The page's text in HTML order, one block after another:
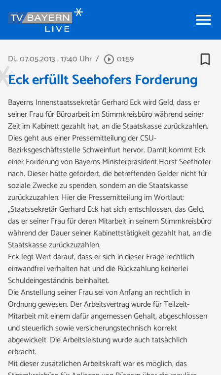
menu
Di., 07.05.2013, 17:40 Uhr / play_circle_outline 01:59 bookmark_border
Eck erfüllt Seehofers Forderung
Bayerns Innenstaatssekretär Gerhard Eck wird Geld, dass er
seiner Frau für Büroarbeit im Stimmkreisbüro während seiner
Zeit im Kabinett gezahlt hat, an die Staatskasse zurückzahlen.
Dies geht aus einer Pressemitteilung der CSU-
Bezirksgeschäftsstelle Schweinfurt hervor. Damit kommt Eck
einer Forderung von Bayerns Ministerpräsident Horst Seefhofer
nach. Dieser hatte gefordert, die betreffenden Gelder nicht für
soziale Zwecke zu spenden, sondern an die Staatskasse
zurückzuzahlen. Hier die Pressemitteilung im Wortlaut:
„Staatssekretär Gerhard Eck hat sich entschlossen, das Geld,
das er seiner Frau für deren Mitarbeit in seinem Stimmkreisbüro
während der Dauer seiner Kabinettstätigkeit gezahlt hat, an die
Staatskasse zurückzuzahlen.
Eck legt Wert darauf, dass er sich in dieser Frage rechtlich
einwandfrei verhalten hat und die Rückzahlung keinerlei
Schuldeingeständnis beinhaltet.
Die Anstellung seiner Frau sei von Anfang an rechtlich in
Ordnung gewesen. Der Arbeitsvertrag wurde für Teilzeit-
Mitarbeit mit einem dafür angemessen Gehalt, abgeschlossen
und steuerlich sowie versicherungstechnisch korrekt
abgewickelt. Die Arbeitsleistung wurde auch tatsächlich
erbracht.
Mit dieser zusätzlichen Arbeitskraft war es möglich, das